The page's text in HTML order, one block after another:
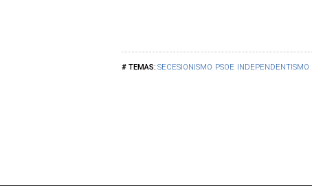
SECESIONISMO PSOE INDEPENDENTISMO